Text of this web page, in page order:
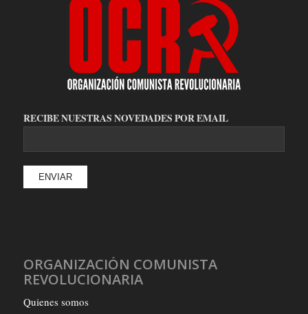
RECIBE NUESTRAS NOVEDADES POR EMAIL
ORGANIZACIÓN COMUNISTA
REVOLUCIONARIA
Quienes somos